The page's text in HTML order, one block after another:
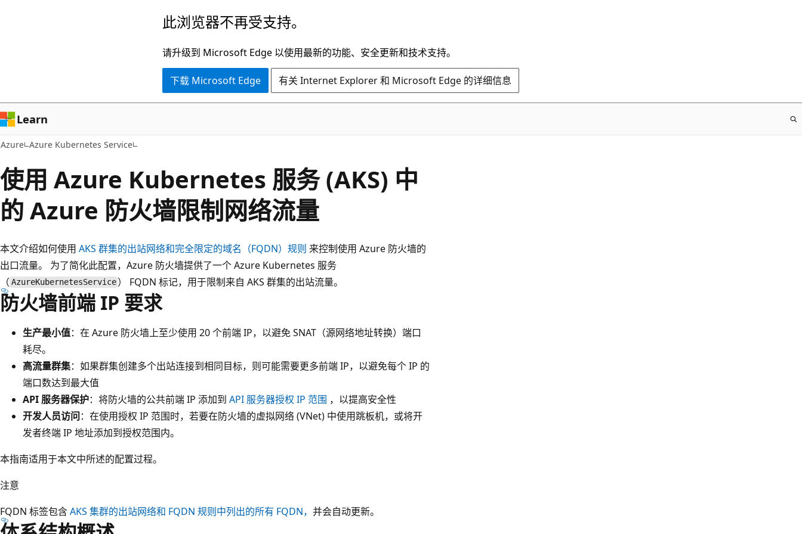
容
此浏览器不再受支持。
请升级到 Microsoft Edge 以使用最新的功能、安全更新和技术支持。
下载 Microsoft Edge 有关 Internet Explorer 和 Microsoft Edge 的详细信息
Learn
Azure Azure Kubernetes Service
使用 Azure Kubernetes 服务 (AKS) 中
的 Azure 防火墙限制网络流量
本文介绍如何使用 AKS 群集的出站网络和完全限定的域名（FQDN）规则 来控制使用 Azure 防火墙的
出口流量。 为了简化此配置，Azure 防火墙提供了一个 Azure Kubernetes 服务
（ AzureKubernetesService ） FQDN 标记，用于限制来自 AKS 群集的出站流量。
防火墙前端 IP 要求
生产最小值：在 Azure 防火墙上至少使用 20 个前端 IP，以避免 SNAT（源网络地址转换）端口
耗尽。
高流量群集：如果群集创建多个出站连接到相同目标，则可能需要更多前端 IP，以避免每个 IP 的
端口数达到最大值
API 服务器保护：将防火墙的公共前端 IP 添加到 API 服务器授权 IP 范围 ，以提高安全性
开发人员访问：在使用授权 IP 范围时，若要在防火墙的虚拟网络 (VNet) 中使用跳板机，或将开
发者终端 IP 地址添加到授权范围内。
本指南适用于本文中所述的配置过程。
注意
FQDN 标签包含AKS 集群的出站网络和 FQDN 规则中列出的所有 FQDN， 并会自动更新。